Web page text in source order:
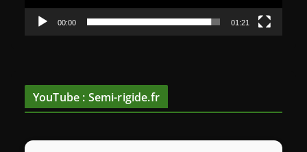
o
00:00 01:21
YouTube : Semi-rigide.fr